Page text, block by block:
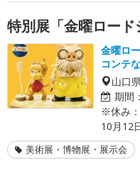
特別展「金曜ロー
金曜ロ
コンテ
山口
期間：
※休み
10月12
美術展・博物展・展示会